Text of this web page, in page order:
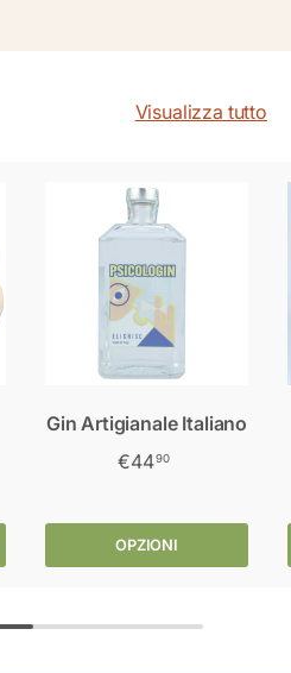
Visualizza tutto
Gin Artigianale Italiano
€4490
OPZIONI